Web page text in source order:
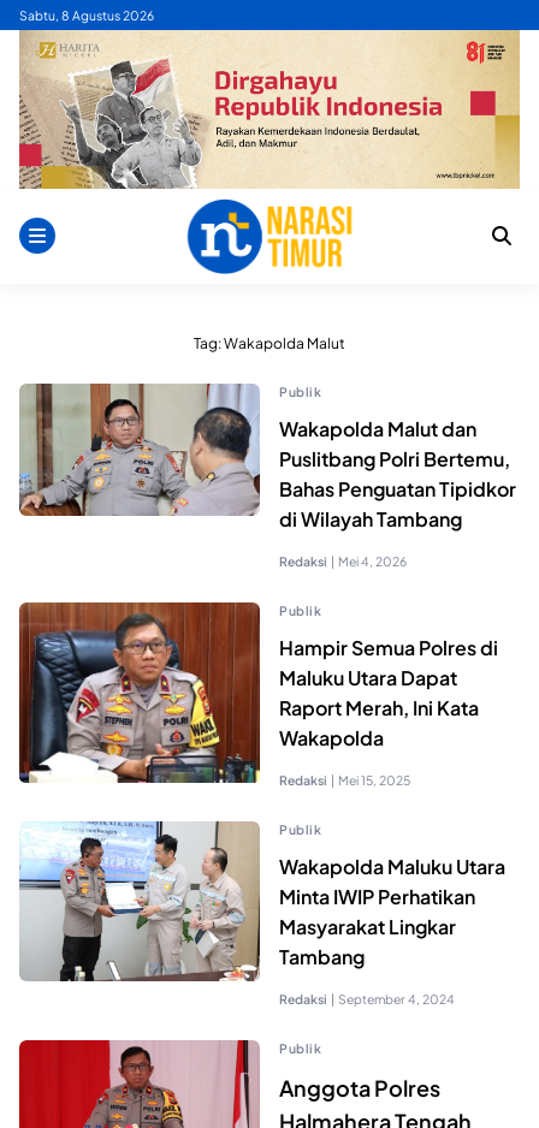
Skip
content
Sabtu, 8 Agustus 2026
Tag:Wakapolda Malut
Publik
Wakapolda Malut dan
Puslitbang Polri Bertemu,
Bahas Penguatan Tipidkor
di Wilayah Tambang
Redaksi | Mei 4, 2026
Publik
Hampir Semua Polres di
Maluku Utara Dapat
Raport Merah, Ini Kata
Wakapolda
Redaksi | Mei 15, 2025
Publik
Wakapolda Maluku Utara
Minta IWIP Perhatikan
Masyarakat Lingkar
Tambang
Redaksi | September 4, 2024
Publik
Anggota Polres
Halmahera Tengah